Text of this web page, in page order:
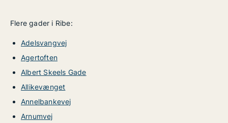
Flere gader i Ribe:
Adelsvangvej
Agertoften
Albert Skeels Gade
Allikevænget
Annelbankevej
Arnumvej